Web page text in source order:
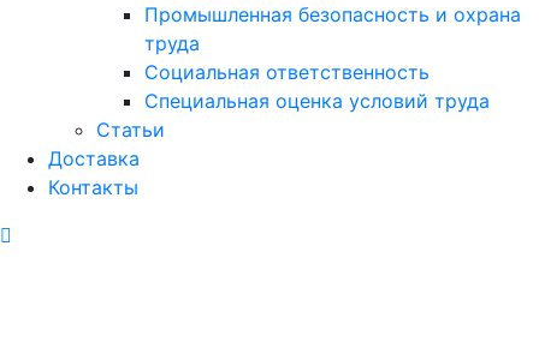
Промышленная безопасность и охрана
труда
Социальная ответственность
Специальная оценка условий труда
Статьи
Доставка
Контакты